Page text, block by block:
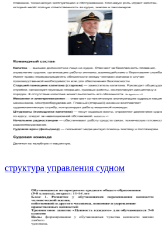
структура управления судном